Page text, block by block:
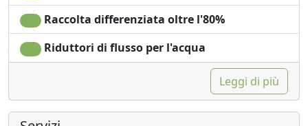
Raccolta differenziata oltre l'80%
Riduttori di flusso per l'acqua
Leggi di più